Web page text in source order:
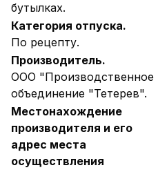
бутылках.
Категория отпуска.
По рецепту.
Производитель.
ООО "Производственное
объединение "Тетерев".
Местонахождение
производителя и его
адрес места
осуществления